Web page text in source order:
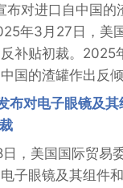
布对进口自中国的
年3月27日，美
补贴初裁。2025
国的渣罐作出反倾
布对电子眼镜及
，美国国际贸易
子眼镜及其组件